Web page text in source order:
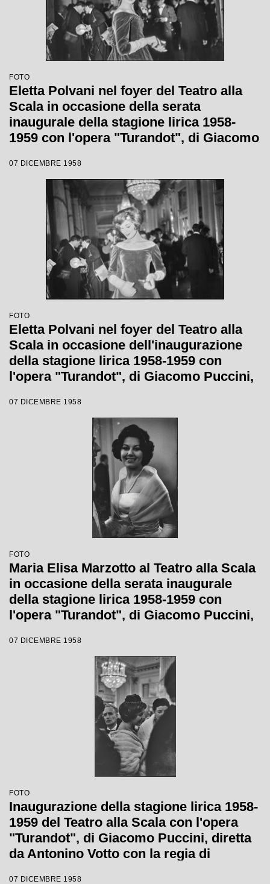
FOTO
Eletta Polvani nel foyer del Teatro alla
Scala in occasione della serata
inaugurale della stagione lirica 1958-
1959 con l'opera "Turandot", di Giacomo
regia di Margherita Wallmann
07 DICEMBRE 1958
FOTO
Eletta Polvani nel foyer del Teatro alla
Scala in occasione dell'inaugurazione
della stagione lirica 1958-1959 con
l'opera "Turandot", di Giacomo Puccini,
Margherita Wallmann
07 DICEMBRE 1958
FOTO
Maria Elisa Marzotto al Teatro alla Scala
in occasione della serata inaugurale
della stagione lirica 1958-1959 con
l'opera "Turandot", di Giacomo Puccini,
Margherita Wallmann
07 DICEMBRE 1958
FOTO
Inaugurazione della stagione lirica 1958-
1959 del Teatro alla Scala con l'opera
"Turandot", di Giacomo Puccini, diretta
da Antonino Votto con la regia di
07 DICEMBRE 1958